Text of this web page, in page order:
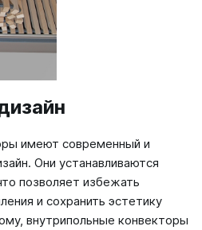
имеют современный и
Они устанавливаются
позволяет избежать
и сохранить эстетику
внутрипольные конвекторы